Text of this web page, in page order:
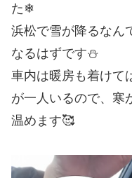
た❄
浜松で雪が降るなん
なるはずです⛄
車内は暖房も着けて
が一人いるので、寒
温めます🥰